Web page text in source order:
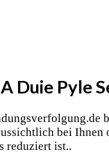
Duie Pyle
bei
reduziert ist..